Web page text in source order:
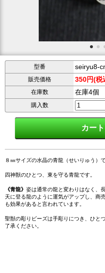
型番 seiryu8-
販売価格 350円(税
在庫数 在庫4個
購入数
８㎜サイズの水晶の青龍（せいりゅう）で
四神獣のひとつ、東を守る青龍です。
《青龍》 姿は通常の龍と変わりはなく、
天に登る龍のように運気がアップし、商
も効果があると言われています。
聖獣の彫りビーズは手彫りにつき、ひと
了承ください。